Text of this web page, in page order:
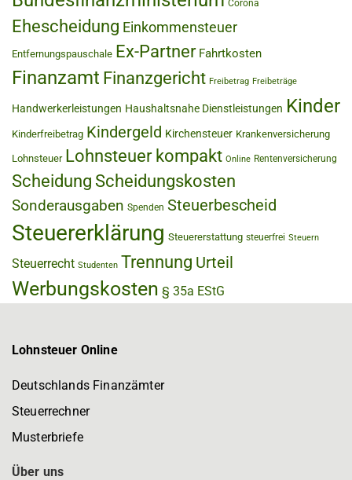
Corona
Ehescheidung Einkommensteuer
Entfernungspauschale Ex-Partner Fahrtkosten
Finanzamt Finanzgericht Freibetrag Freibeträge
Handwerkerleistungen Haushaltsnahe Dienstleistungen Kinder
Kinderfreibetrag Kindergeld Kirchensteuer Krankenversicherung
Lohnsteuer Lohnsteuer kompakt Online Rentenversicherung
Scheidung Scheidungskosten
Sonderausgaben Spenden Steuerbescheid
Steuererklärung Steuererstattung steuerfrei Steuern
Steuerrecht Studenten Trennung Urteil
Werbungskosten § 35a EStG
Lohnsteuer Online
Deutschlands Finanzämter
Steuerrechner
Musterbriefe
Über uns